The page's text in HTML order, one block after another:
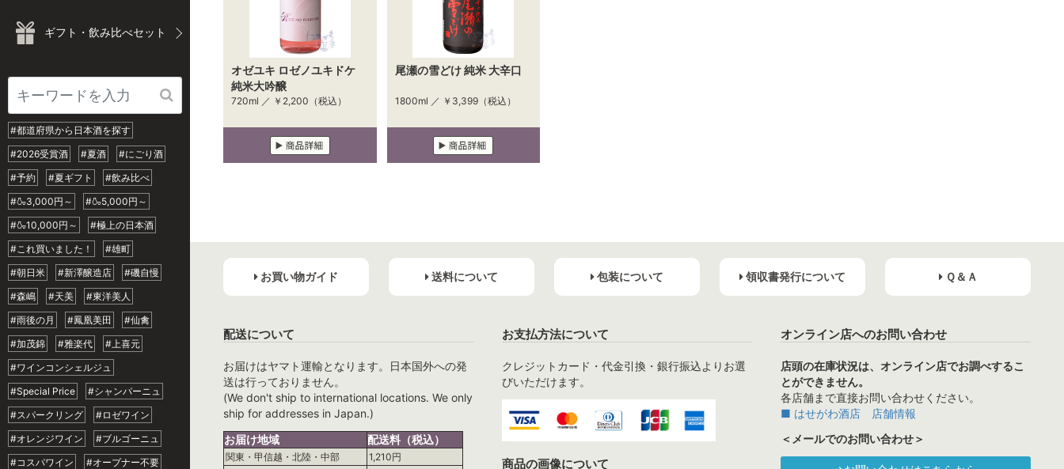
ギフト・飲み比べセット
#都道府県から日本酒を探す
#2026受賞酒
#夏酒
#にごり酒
#予約
#夏ギフト
#飲み比べ
#🍶3,000円～
#🍶5,000円～
#🍶10,000円～
#極上の日本酒
#これ買いました！
#雄町
#朝日米
#新澤醸造店
#磯自慢
#森嶋
#天美
#東洋美人
#雨後の月
#鳳凰美田
#仙禽
#加茂錦
#雅楽代
#上喜元
#ワインコンシェルジュ
#Special Price
#シャンパーニュ
#スパークリング
#ロゼワイン
#オレンジワイン
#ブルゴーニュ
#コスパワイン
#オープナー不要
オゼユキ ロゼノユキドケ
純米大吟醸
720ml ／ ￥2,200 （税込）
尾瀬の雪どけ 純米 大辛口
1800ml ／ ￥3,399（税込）
お買い物ガイド 送料について 包装について 領収書発行について Ｑ＆Ａ
配送について
お届けはヤマト運輸となります。日本国外への発
送は行っておりません。
(We don't ship to international locations. We only
ship for addresses in Japan.)
お届け地域
配送料（税込）
関東・甲信越・北陸・中部
1,210円
お支払方法について
クレジットカード・代金引換・銀行振込よりお選
びいただけます。
商品の画像について
オンライン店へのお問い合わせ
店頭の在庫状況は、オンライン店でお調べするこ
とができません。
各店舗まで直接お問い合わせください。
■ はせがわ酒店 店舗情報
＜メールでのお問い合わせ＞